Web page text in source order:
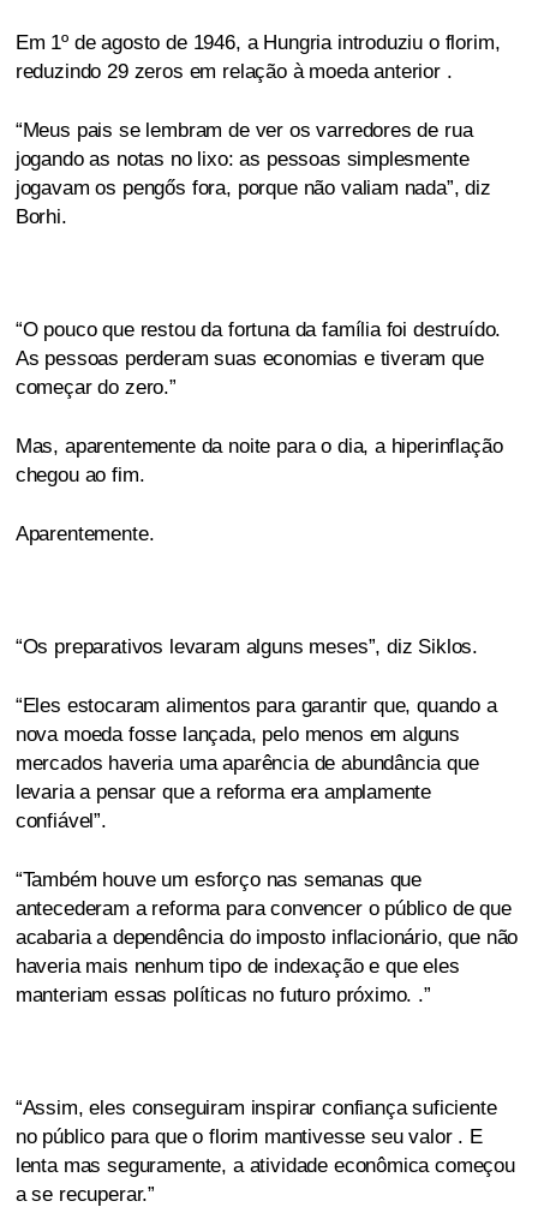
Em 1º de agosto de 1946, a Hungria introduziu o florim,
reduzindo 29 zeros em relação à moeda anterior .
“Meus pais se lembram de ver os varredores de rua
jogando as notas no lixo: as pessoas simplesmente
jogavam os pengős fora, porque não valiam nada”, diz
Borhi.
“O pouco que restou da fortuna da família foi destruído.
As pessoas perderam suas economias e tiveram que
começar do zero.”
Mas, aparentemente da noite para o dia, a hiperinflação
chegou ao fim.
Aparentemente.
“Os preparativos levaram alguns meses”, diz Siklos.
“Eles estocaram alimentos para garantir que, quando a
nova moeda fosse lançada, pelo menos em alguns
mercados haveria uma aparência de abundância que
levaria a pensar que a reforma era amplamente
confiável”.
“Também houve um esforço nas semanas que
antecederam a reforma para convencer o público de que
acabaria a dependência do imposto inflacionário, que não
haveria mais nenhum tipo de indexação e que eles
manteriam essas políticas no futuro próximo. .”
“Assim, eles conseguiram inspirar confiança suficiente
no público para que o florim mantivesse seu valor . E
lenta mas seguramente, a atividade econômica começou
a se recuperar.”